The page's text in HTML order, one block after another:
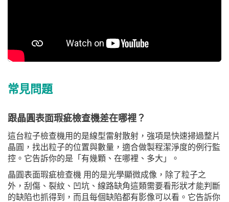
常見問題
跟晶圓表面瑕疵檢查機差在哪裡？
這台粒子檢查機用的是線型雷射散射，強項是快速掃過整片
晶圓，找出粒子的位置與數量，適合做製程潔淨度的例行監
控。它告訴你的是「有幾顆、在哪裡、多大」。
晶圓表面瑕疵檢查機 用的是光學顯微成像，除了粒子之
外，刮傷、裂紋、凹坑、線路缺角這類需要看形狀才能判斷
的缺陷也抓得到，而且每個缺陷都有影像可以看。它告訴你